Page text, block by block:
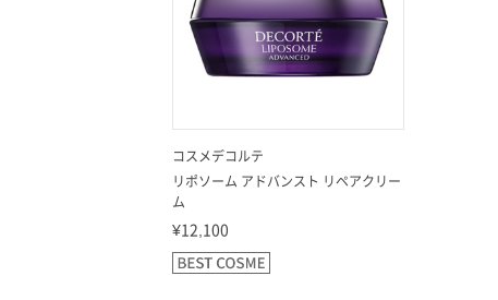
コスメデコルテ
リポソーム アドバンスト リペアクリー
ム
¥12,100